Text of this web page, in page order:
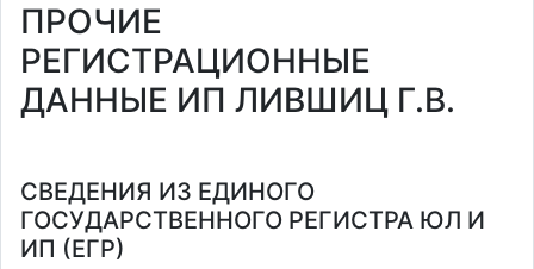
ПРОЧИЕ
РЕГИСТРАЦИОННЫЕ
ДАННЫЕ ИП ЛИВШИЦ Г.В.
СВЕДЕНИЯ ИЗ ЕДИНОГО
ГОСУДАРСТВЕННОГО РЕГИСТРА ЮЛ И
ИП (ЕГР)